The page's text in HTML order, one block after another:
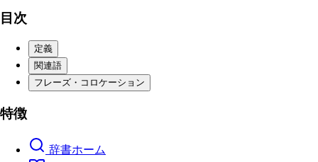
目次
定義
関連語
フレーズ・コロケーション
特徴
辞書ホーム